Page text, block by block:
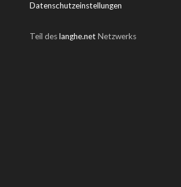
Datenschutzeinstellungen
Teil deslanghe.net Netzwerks